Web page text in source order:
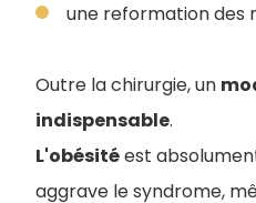
une reformation des
Outre la chirurgie, un
indispensable.
L'obésitéest
aggrave le syndrome,